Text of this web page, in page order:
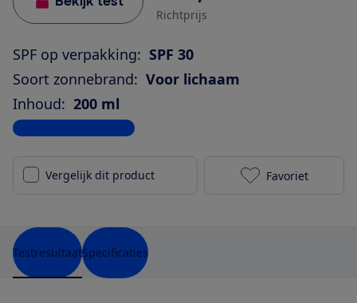
Richtprijs
SPF op verpakking: SPF 30
Soort zonnebrand: Voor lichaam
Inhoud: 200 ml
Bekijk alle specificaties
Vergelijk dit product Louis
Favoriet
TestresultaatSpecificaties